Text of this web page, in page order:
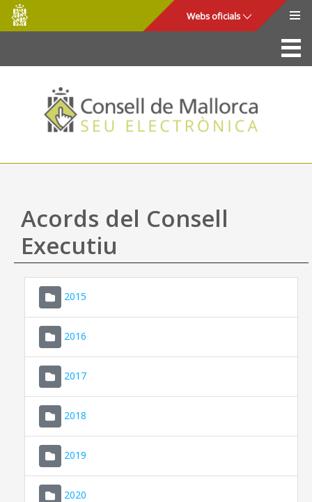
Salta al contingut principal
Consell
de
Mallorca
Webs oficials
La Seu
Consell de Mallorca
Accés i seguretat
Utilitats
Ajuda
Acords del Consell
Executiu
2015
2016
2017
2018
2019
2020